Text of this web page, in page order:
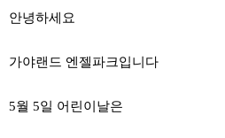
안녕하세요
가야랜드 엔젤파크입니다
5월 5일 어린이날은